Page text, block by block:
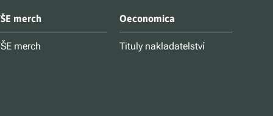
merch
merch
Oeconomica
Tituly nakladatelství